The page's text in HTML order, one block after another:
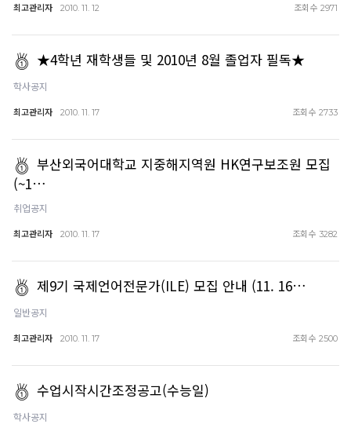
최고관리자 2010. 11. 12 조회수 2971
★4학년 재학생들 및 2010년 8월 졸업자 필독★
학사공지
최고관리자 2010. 11. 17 조회수 2733
부산외국어대학교 지중해지역원 HK연구보조원 모집
(~1…
취업공지
최고관리자 2010. 11. 17 조회수 3282
제9기 국제언어전문가(ILE) 모집 안내 (11. 16…
일반공지
최고관리자 2010. 11. 17 조회수 2500
수업시작시간조정공고(수능일)
학사공지